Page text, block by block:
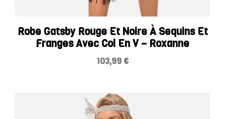
Robe Gatsby Rouge Et Noire À Sequins Et
Franges Avec Col En V – Roxanne
103,99 €